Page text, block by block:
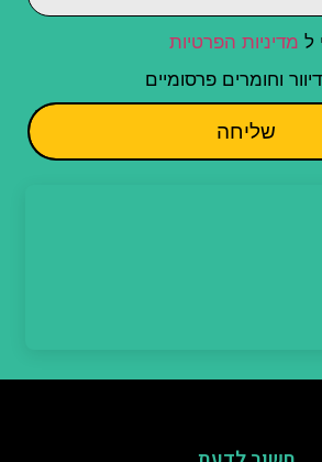
ל מדיניות הפרטיות
וחומרים פרסומיים
שליחה